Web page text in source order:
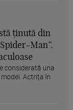
ținută din
Man”.
considerată una
Actrița în